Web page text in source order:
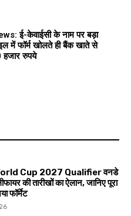
ई-केवाईसी के नाम पर बड़ा
में फॉर्म खोलते ही बैंक खाते से
रुपये
Cup 2027 Qualifier वनडे
की तारीखों का ऐलान, जानिए पूरा
फॉर्मेट